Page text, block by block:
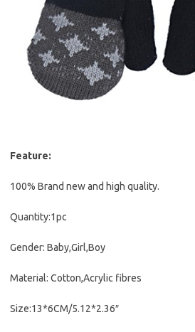
Feature:
100% Brand new and high quality.
Quantity:1pc
Gender: Baby,Girl,Boy
Material: Cotton,Acrylic fibres
Size:13*6CM/5.12*2.36″